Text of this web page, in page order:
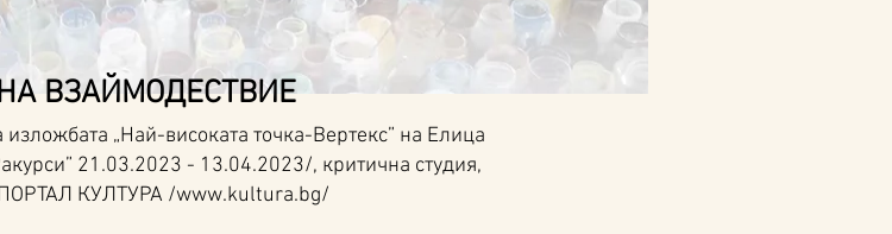
ВЗАЙМОДЕСТВИЕ
„Най-високата точка-Вертекс” на Елица
21.03.2023 - 13.04.2023/, критична студия,
КУЛТУРА /www.kultura.bg/